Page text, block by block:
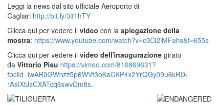
Leggi la news dal sito ufficiale Aeroporto di
Cagliari http://bit.ly/3lt1hTY
Clicca qui per vedere il video con la spiegazione della
mostra: https://www.youtube.com/watch?v=c3Ci2iMFahs&t=655s
Clicca qui per vedere il video dell'inaugurazione girato
da Vittorio Pisu https://vimeo.com/810869631?
fbclid=IwAR0GWhzz5p6WVt3oKaCKP4x2YrQGy09u6kRD-
rAsIXfJsCXATcq6swvDm8s.